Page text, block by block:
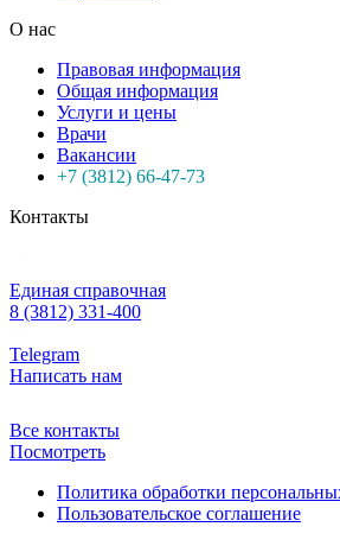
О нас
Правовая информация
Общая информация
Услуги и цены
Врачи
Вакансии
+7 (3812) 66-47-73
Контакты
Единая справочная
8 (3812) 331-400
Telegram
Написать нам
Все контакты
Посмотреть
Политика обработки
Пользовательское соглашение